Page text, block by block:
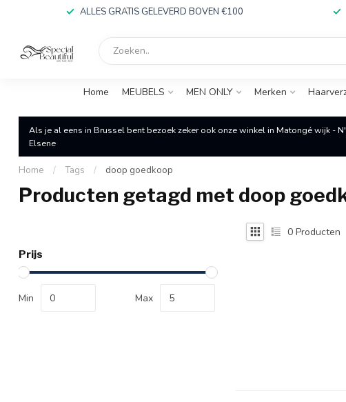
ALLES GRATIS GELEVERD BOVEN €100
Home MEUBELS MEN ONLY Merken
Als je al eens in Brussel bent bezoek zeker ook onze winkel in Matongé wijk
Elsene
Home / Tags / doop goedkoop
Producten getagd met doop
Prijs
Min Max
0 Producten